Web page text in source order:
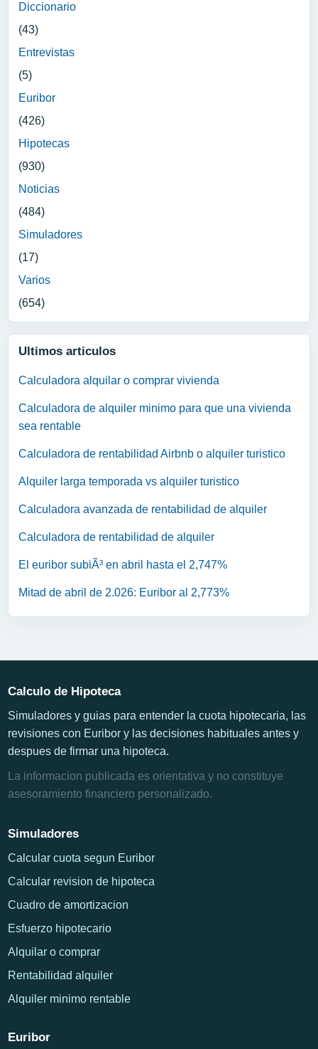
Diccionario
(43)
Entrevistas
(5)
Euribor
(426)
Hipotecas
(930)
Noticias
(484)
Simuladores
(17)
Varios
(654)
Ultimos articulos
Calculadora alquilar o comprar vivienda
Calculadora de alquiler minimo para que una vivienda
sea rentable
Calculadora de rentabilidad Airbnb o alquiler turistico
Alquiler larga temporada vs alquiler turistico
Calculadora avanzada de rentabilidad de alquiler
Calculadora de rentabilidad de alquiler
El euribor subiÃ³ en abril hasta el 2,747%
Mitad de abril de 2.026: Euribor al 2,773%
Calculo de Hipoteca
Simuladores y guias para entender la cuota hipotecaria, las
revisiones con Euribor y las decisiones habituales antes y
despues de firmar una hipoteca.
La informacion publicada es orientativa y no constituye
asesoramiento financiero personalizado.
Simuladores
Calcular cuota segun Euribor
Calcular revision de hipoteca
Cuadro de amortizacion
Esfuerzo hipotecario
Alquilar o comprar
Rentabilidad alquiler
Alquiler minimo rentable
Euribor